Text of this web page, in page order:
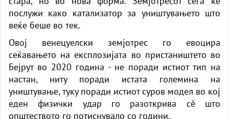
послужи како катализатор за уништувањето што
веќе беше во тек.
Овој венецуелски земјотрес го евоцира
сеќавањето на експлозијата во пристаништето во
Бејрут во 2020 година - не поради истиот тип на
настан, ниту поради истата големина на
уништување, туку поради истиот суров модел во кој
еден физички удар го разоткрива сè што
општеството го потиснувало со години.